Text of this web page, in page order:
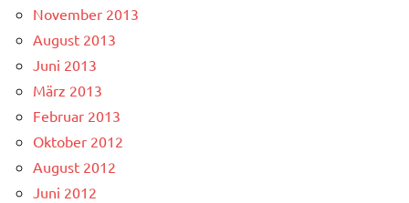
November 2013
August 2013
Juni 2013
März 2013
Februar 2013
Oktober 2012
August 2012
Juni 2012